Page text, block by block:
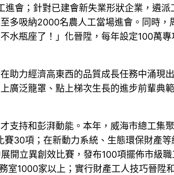
進會；針對已建會新失業形狀企業，遴派
多吸納2000名農人工當場進會。同時，
水瓶座了！」化晉陞，每年設定100萬專
助力經濟高東西的品質成長任務中涌現
廣泛籠罩、點上梯次生長的進步前輩典
支持和彭湃動能。本年，威海市總工集
30項；在新動力系統、生態環保財產等
開立異創效比賽，發布100項擺佈市級
室1000家以上；實行財產工人技巧晉陞